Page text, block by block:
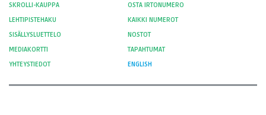
SKROLLI-KAUPPA
OSTA IRTONUMERO
LEHTIPISTEHAKU
KAIKKI NUMEROT
SISÄLLYSLUETTELO
NOSTOT
MEDIAKORTTI
TAPAHTUMAT
YHTEYSTIEDOT
ENGLISH